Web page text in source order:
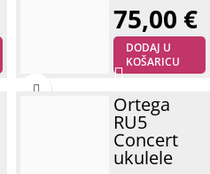
75,00 €
DODAJ U
KOŠARICU
Ortega
RU5
Concert
ukulele